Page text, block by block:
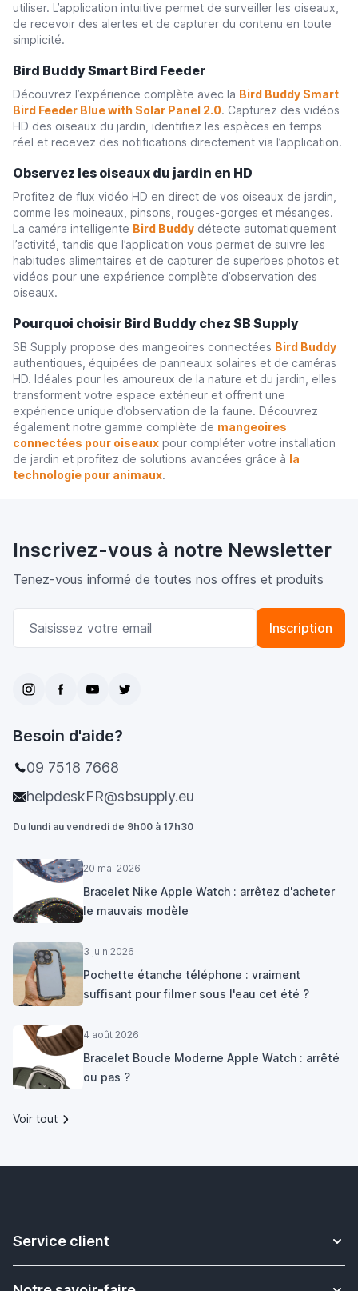
utiliser. L’application intuitive permet de surveiller les oiseaux,
de recevoir des alertes et de capturer du contenu en toute
simplicité.
Bird Buddy Smart Bird Feeder
Découvrez l’expérience complète avec la Bird Buddy Smart
Bird Feeder Blue with Solar Panel 2.0. Capturez des vidéos
HD des oiseaux du jardin, identifiez les espèces en temps
réel et recevez des notifications directement via l’application.
Observez les oiseaux du jardin en HD
Profitez de flux vidéo HD en direct de vos oiseaux de jardin,
comme les moineaux, pinsons, rouges-gorges et mésanges.
La caméra intelligente Bird Buddy détecte automatiquement
l’activité, tandis que l’application vous permet de suivre les
habitudes alimentaires et de capturer de superbes photos et
vidéos pour une expérience complète d’observation des
oiseaux.
Pourquoi choisir Bird Buddy chez SB Supply
SB Supply propose des mangeoires connectées Bird Buddy
authentiques, équipées de panneaux solaires et de caméras
HD. Idéales pour les amoureux de la nature et du jardin, elles
transforment votre espace extérieur et offrent une
expérience unique d’observation de la faune. Découvrez
également notre gamme complète de mangeoires
connectées pour oiseaux pour compléter votre installation
de jardin et profitez de solutions avancées grâce à la
technologie pour animaux.
Inscrivez-vous à notre Newsletter
Tenez-vous informé de toutes nos offres et produits
Adresse email
Inscription
Besoin d'aide?
09 7518 7668
helpdeskFR@sbsupply.eu
Du lundi au vendredi de 9h00 à 17h30
20 mai 2026
Bracelet Nike Apple Watch : arrêtez d'acheter
le mauvais modèle
3 juin 2026
Pochette étanche téléphone : vraiment
suffisant pour filmer sous l'eau cet été ?
4 août 2026
Bracelet Boucle Moderne Apple Watch : arrêté
ou pas ?
Voir tout
Service client
Contact